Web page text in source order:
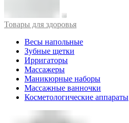
Товары для здоровья
Весы напольные
Зубные щетки
Ирригаторы
Массажеры
Маникюрные наборы
Массажные ванночки
Косметологические аппараты